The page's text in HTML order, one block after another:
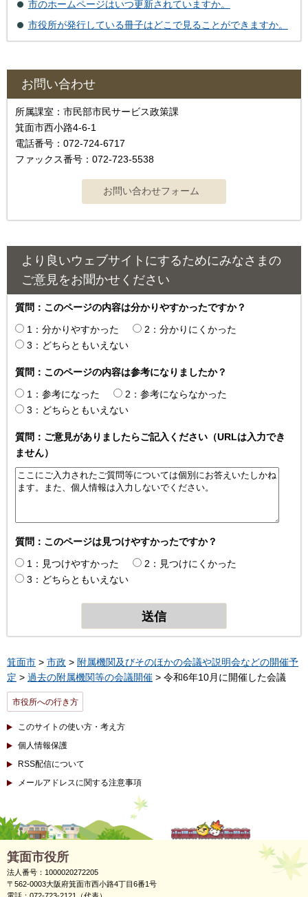
市のホームページはいつ更新されていますか。
市役所が発行している冊子はどこで見ることができますか。
お問い合わせ
所属課室：市民部市民サービス政策課
箕面市西小路4‐6‐1
電話番号：072-724-6717
ファックス番号：072-723-5538
より良いウェブサイトにするためにみなさまの
ご意見をお聞かせください
質問：このページの内容は分かりやすかったですか？
1：分かりやすかった
2：分かりにくかった
3：どちらともいえない
質問：このページの内容は参考になりましたか？
1：参考になった
2：参考にならなかった
3：どちらともいえない
質問：ご意見がありましたらご記入ください（URLは入力でき
ません）
質問：このページは見つけやすかったですか？
1：見つけやすかった
2：見つけにくかった
3：どちらともいえない
箕面市 > 市政 > 附属機関及びそのほかの会議や説明会などの開催予
定 > 過去の附属機関等の会議開催 > 令和6年10月に開催した会議
市役所への行き方
このサイトの使い方・考え方
個人情報保護
RSS配信について
メールアドレスに関する注意事項
箕面市役所
法人番号：1000020272205
〒562-0003大阪府箕面市西小路4丁目6番1号